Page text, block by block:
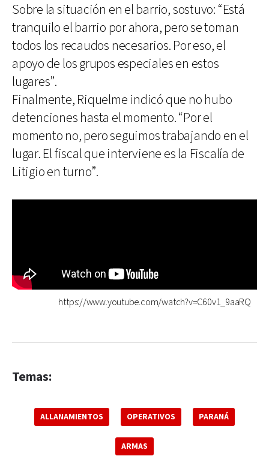
Sobre la situación en el barrio, sostuvo: “Está
tranquilo el barrio por ahora, pero se toman
todos los recaudos necesarios. Por eso, el
apoyo de los grupos especiales en estos
lugares”.
Finalmente, Riquelme indicó que no hubo
detenciones hasta el momento. “Por el
momento no, pero seguimos trabajando en el
lugar. El fiscal que interviene es la Fiscalía de
Litigio en turno”.
https://www.youtube.com/watch?v=C60v1_9aaRQ
Temas:
ALLANAMIENTOS OPERATIVOS PARANÁ
ARMAS